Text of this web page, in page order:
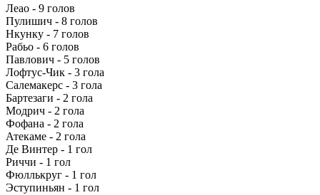
Леао - 9 голов
Пулишич - 8 голов
Нкунку - 7 голов
Рабьо - 6 голов
Павлович - 5 голов
Лофтус-Чик - 3 гола
Салемакерс - 3 гола
Бартезаги - 2 гола
Модрич - 2 гола
Фофана - 2 гола
Атекаме - 2 гола
Де Винтер - 1 гол
Риччи - 1 гол
Фюллькруг - 1 гол
Эступиньян - 1 гол